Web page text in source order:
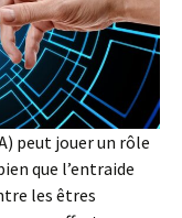
peut jouer un rôle
que l’entraide
les êtres